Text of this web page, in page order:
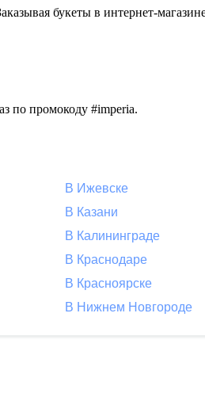
букеты в интернет-
по промокоду #imperia.
В Ижевске
В Казани
В Калининграде
В Краснодаре
В Красноярске
В Нижнем Новгороде